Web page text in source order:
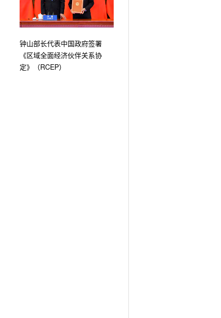
钟山部长代表中国政府签署
《区域全面经济伙伴关系协
定》（RCEP）